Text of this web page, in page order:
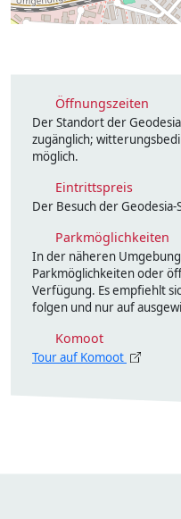
Öffnungszeiten
Der Standort der
zugänglich;
möglich.
Eintrittspreis
Der Besuch der
Parkmöglichkeiten
In der näheren
Parkmöglichkeiten oder
Verfügung. Es empfiehlt
folgen und nur auf
Komoot
Tour auf Komoot